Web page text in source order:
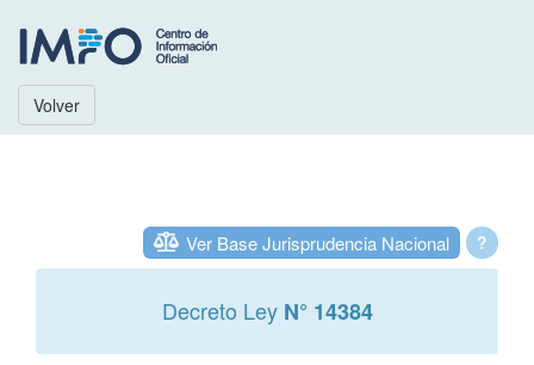
Volver
?
Ver Base Jurisprudencia Nacional
Decreto Ley N° 14384